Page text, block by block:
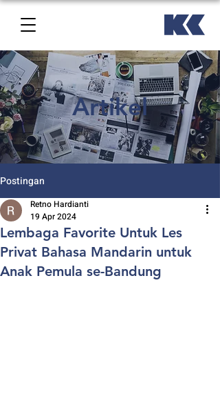
Artikel
Postingan
Lembaga Favorite Untuk Les
Privat Bahasa Mandarin untuk
Anak Pemula se-Bandung
Retno Hardianti
19 Apr 2024